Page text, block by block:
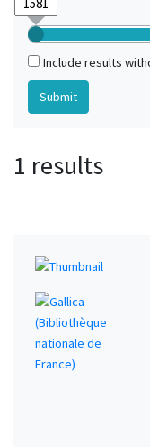
Include results
1 results